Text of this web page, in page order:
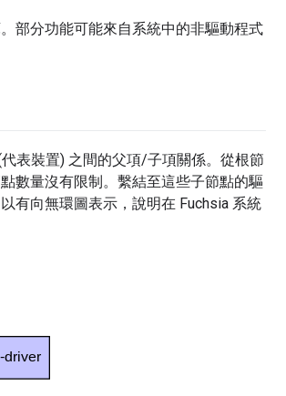
部分功能可能來自系統中的非驅動程式
表裝置) 之間的父項/子項關係。從根節
數量沒有限制。繫結至這些子節點的驅
有向無環圖表示，說明在 Fuchsia 系統